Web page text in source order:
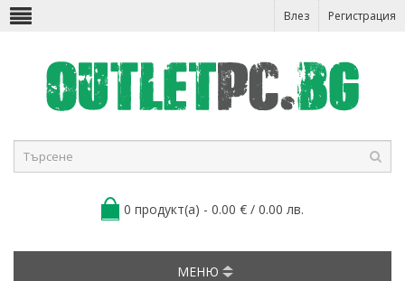
Влез Регистрация
0 продукт(а) - 0.00 € / 0.00 лв.
МЕНЮ